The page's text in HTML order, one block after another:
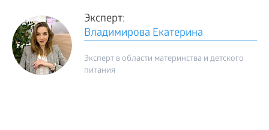
Эксперт:
Владимирова Екатерина
Эксперт в области материнства и детского
питания